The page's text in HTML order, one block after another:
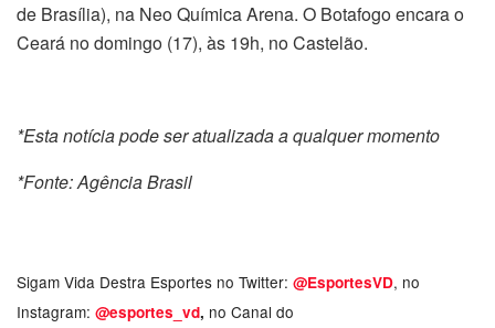
de Brasília), na Neo Química Arena. O Botafogo encara o
Ceará no domingo (17), às 19h, no Castelão.
*Esta notícia pode ser atualizada a qualquer momento
*Fonte: Agência Brasil
Sigam Vida Destra Esportes no Twitter: @EsportesVD, no
Instagram: @esportes_vd, no Canal do